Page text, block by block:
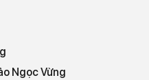
Ngọc Vừng